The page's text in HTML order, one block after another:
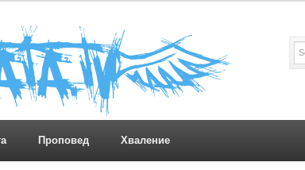
Проповед Хваление